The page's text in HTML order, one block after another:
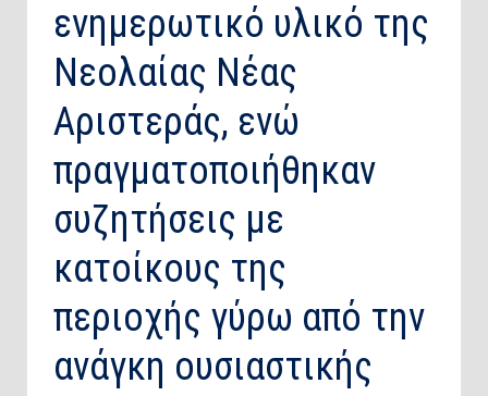
ενημερωτικό υλικό της
Νεολαίας Νέας
Αριστεράς, ενώ
πραγματοποιήθηκαν
συζητήσεις με
κατοίκους της
περιοχής γύρω από την
ανάγκη ουσιαστικής